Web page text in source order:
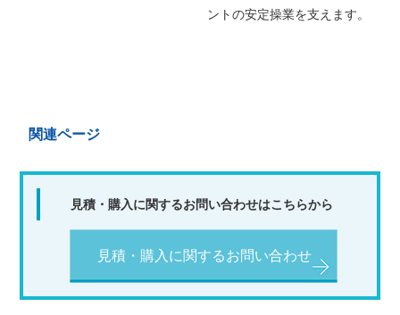
ントの安定操業を支えます。
関連ページ
見積・購入に関するお問い合わせはこちらから
見積・購入に関するお問い合わせ